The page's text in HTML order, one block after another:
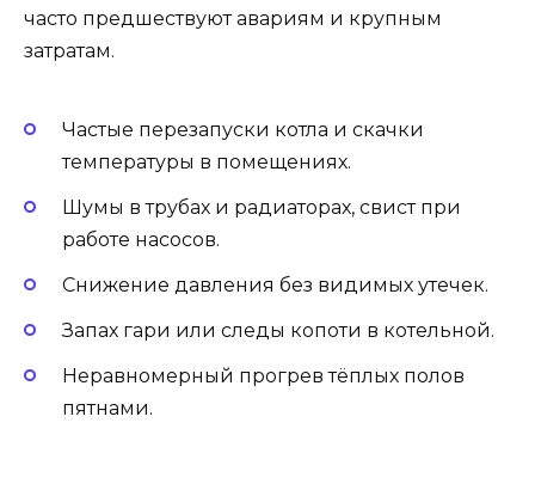
часто предшествуют авариям и крупным
затратам.
Частые перезапуски котла и скачки
температуры в помещениях.
Шумы в трубах и радиаторах, свист при
работе насосов.
Снижение давления без видимых утечек.
Запах гари или следы копоти в котельной.
Неравномерный прогрев тёплых полов
пятнами.